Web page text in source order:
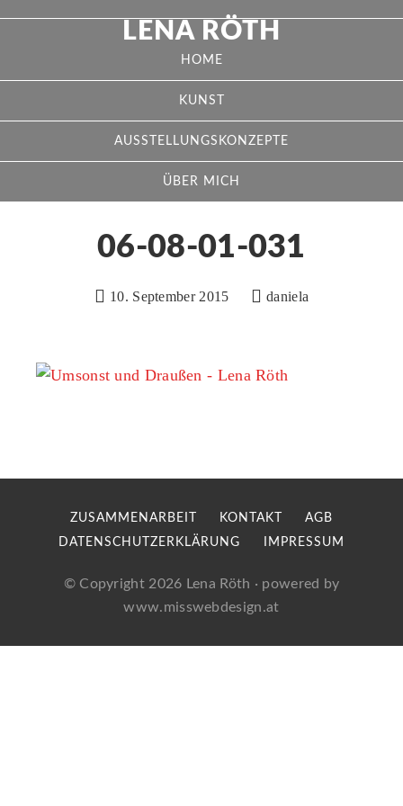
LENA RÖTH
HOME
KUNST
AUSSTELLUNGSKONZEPTE
ÜBER MICH
06-08-01-031
10. September 2015 daniela
ZUSAMMENARBEIT KONTAKT
AGB
DATENSCHUTZERKLÄRUNG
IMPRESSUM
© Copyright 2026 Lena Röth · powered by
www.misswebdesign.at